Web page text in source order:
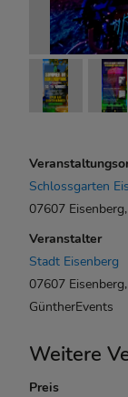
Schlossgarten
07607
Veranstalter
Stadt Eisenberg
07607
GüntherEvents
Weitere
Preis